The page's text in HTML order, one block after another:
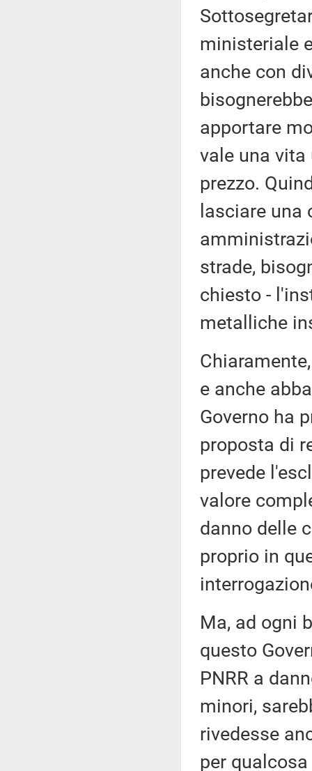
ministeriale
anche con
apportare
vale una vita
prezzo.
lasciare
strade,
chiesto -
metalliche
e anche
Governo ha
proposta di
prevede
valore
danno delle
proprio in
Ma, ad ogni
questo
PNRR a
minori,
rivedesse
per